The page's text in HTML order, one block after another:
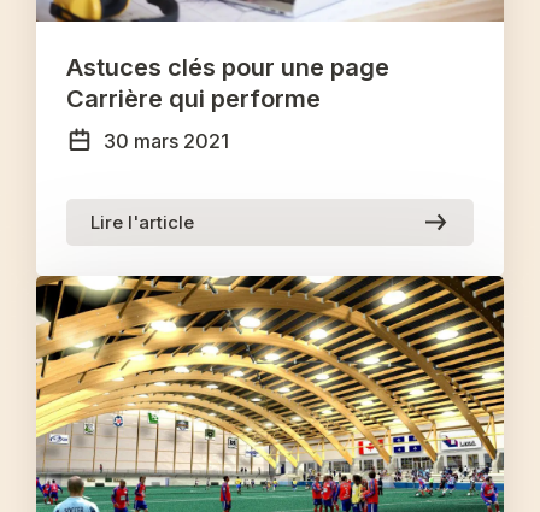
Astuces clés pour une page
Carrière qui performe
30 mars 2021
Lire l'article